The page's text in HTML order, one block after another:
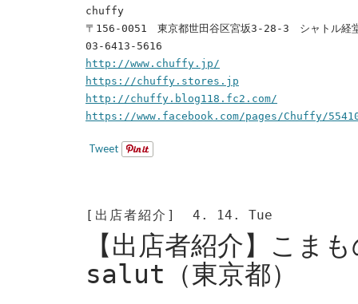
chuffy
〒156-0051 東京都世田谷区宮坂3-28-3 シャトル経
03-6413-5616
http://www.chuffy.jp/
https://chuffy.stores.jp
http://chuffy.blog118.fc2.com/
https://www.facebook.com/pages/Chuffy/
Tweet
[出店者紹介] 4. 14. Tue
【出店者紹介】こま
salut（東京都）